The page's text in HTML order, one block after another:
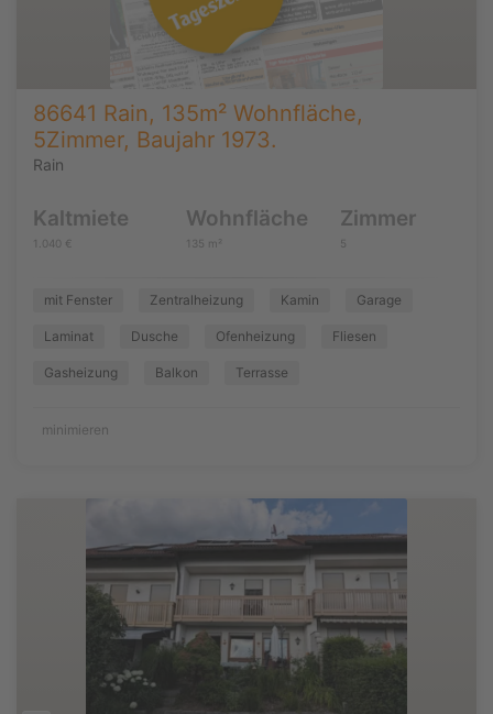
86641 Rain, 135m² Wohnfläche,
5Zimmer, Baujahr 1973.
Rain
Kaltmiete
1.040 €
Wohnfläche
135 m²
Zimmer
5
mit Fenster Zentralheizung Kamin Garage
Laminat Dusche Ofenheizung Fliesen
Gasheizung Balkon Terrasse
minimieren